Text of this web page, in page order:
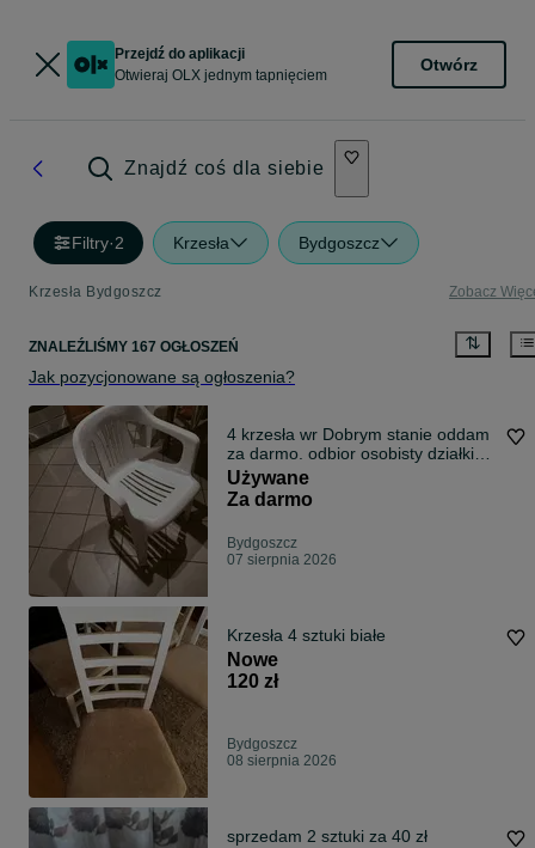
Przejdź do aplikacji
Otwieraj OLX jednym tapnięciem
Otwórz
Znajdź coś dla siebie
Filtry·2 Krzesła Bydgoszcz
Krzesła Bydgoszcz Zobacz
ZNALEŹLIŚMY 167 OGŁOSZEŃ
Jak pozycjonowane są ogłoszenia?
4 krzesła wr Dobrym stanie oddam
za darmo. odbior osobisty działki
Pegaz Pieczyska Jana Pawla II
Używane
Za darmo
Bydgoszcz
07 sierpnia 2026
Krzesła 4 sztuki białe
Nowe
120 zł
Bydgoszcz
08 sierpnia 2026
sprzedam 2 sztuki za 40 zł